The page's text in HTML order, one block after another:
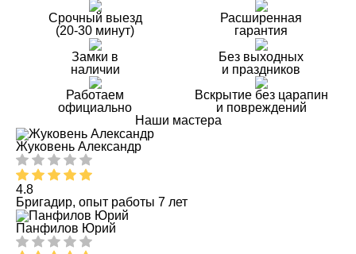
Срочный выезд
(20-30 минут)
Расширенная
гарантия
Замки в
наличии
Без выходных
и праздников
Работаем
официально
Вскрытие без царапин
и повреждений
Наши мастера
Жуковень Александр
4.8
Бригадир, опыт работы 7 лет
Панфилов Юрий